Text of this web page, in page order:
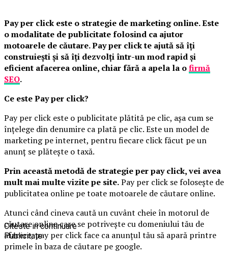
Pay per click este o strategie de marketing online. Este
o modalitate de publicitate folosind ca ajutor
motoarele de căutare. Pay per click te ajută să îți
construiești și să îți dezvolți într-un mod rapid și
eficient afacerea online, chiar fără a apela la ofirmă
SEO.
Ce este Pay per click?
Pay per click este o publicitate plătită pe clic, așa cum se
înțelege din denumire ca plată pe clic. Este un model de
marketing pe internet, pentru fiecare click făcut pe un
anunț se plătește o taxă.
Prin această metodă de strategie per pay click, vei avea
mult mai multe vizite pe site.Pay per click se folosește de
publicitatea online pe toate motoarele de căutare online.
Atunci când cineva caută un cuvânt cheie în motorul de
căutare online care se potrivește cu domeniului tău de
afacere, pay per click face ca anunțul tău să apară printre
primele în baza de căutare pe google.
Citeste in continuare
Publicitate